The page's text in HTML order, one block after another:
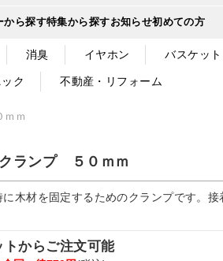
から探す特集から探すお知らせ初めての方
消臭 イヤホン バスケット
ク 不動産・リフォーム
ｍｍ
ランプ ５０ｍｍ
に木材を固定するためのクランプです。
トからご注文可能